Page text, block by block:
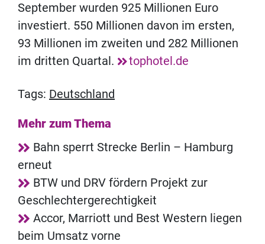
September wurden 925 Millionen Euro
investiert. 550 Millionen davon im ersten,
93 Millionen im zweiten und 282 Millionen
im dritten Quartal.
tophotel.de
Tags: Deutschland
Mehr zum Thema
Bahn sperrt Strecke Berlin – Hamburg
erneut
BTW und DRV fördern Projekt zur
Geschlechtergerechtigkeit
Accor, Marriott und Best Western liegen
beim Umsatz vorne